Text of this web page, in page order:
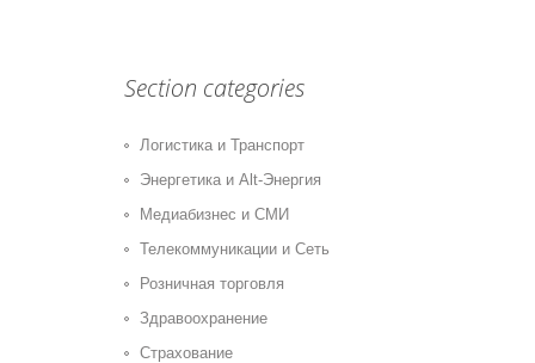
Section categories
Логистика и Транспорт
Энергетика и Alt-Энергия
Медиабизнес и СМИ
Телекоммуникации и Сеть
Розничная торговля
Здравоохранение
Страхование